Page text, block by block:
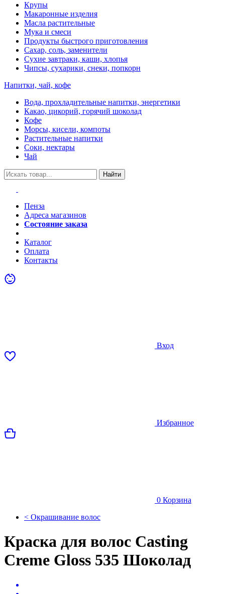
Крупы
Макаронные изделия
Масла растительные
Мука и смеси
Продукты быстрого приготовления
Сахар, соль, заменители
Сухие завтраки, каши, хлопья
Чипсы, сухарики, снеки, попкорн
Напитки, чай, кофе
Вода, прохладительные напитки, энергетики
Какао, цикорий, горячий шоколад
Кофе
Морсы, кисели, компоты
Растительные напитки
Соки, нектары
Чай
Найти
Пенза
Адреса магазинов
Состояние заказа
Каталог
Оплата
Контакты
Вход
Избранное
0 Корзина
< Окрашивание волос
Краска для волос Casting
Creme Gloss 535 Шоколад